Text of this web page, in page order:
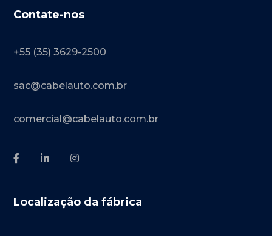
Contate-nos
+55 (35) 3629-2500
sac@cabelauto.com.br
comercial@cabelauto.com.br
Localização da fábrica